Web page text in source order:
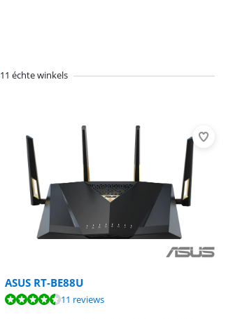
11 échte winkels
ASUS RT-BE88U
11 reviews